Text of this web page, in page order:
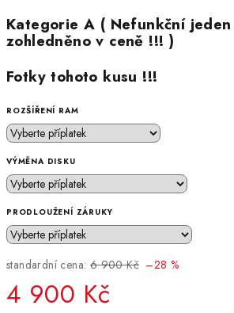
Kategorie A ( Nefunkční jeden
zohledněno v ceně !!! )
Fotky tohoto kusu !!!
ROZŠÍŘENÍ RAM
VÝMĚNA DISKU
PRODLOUŽENÍ ZÁRUKY
standardní cena: 6 900 Kč –28 %
4 900 Kč